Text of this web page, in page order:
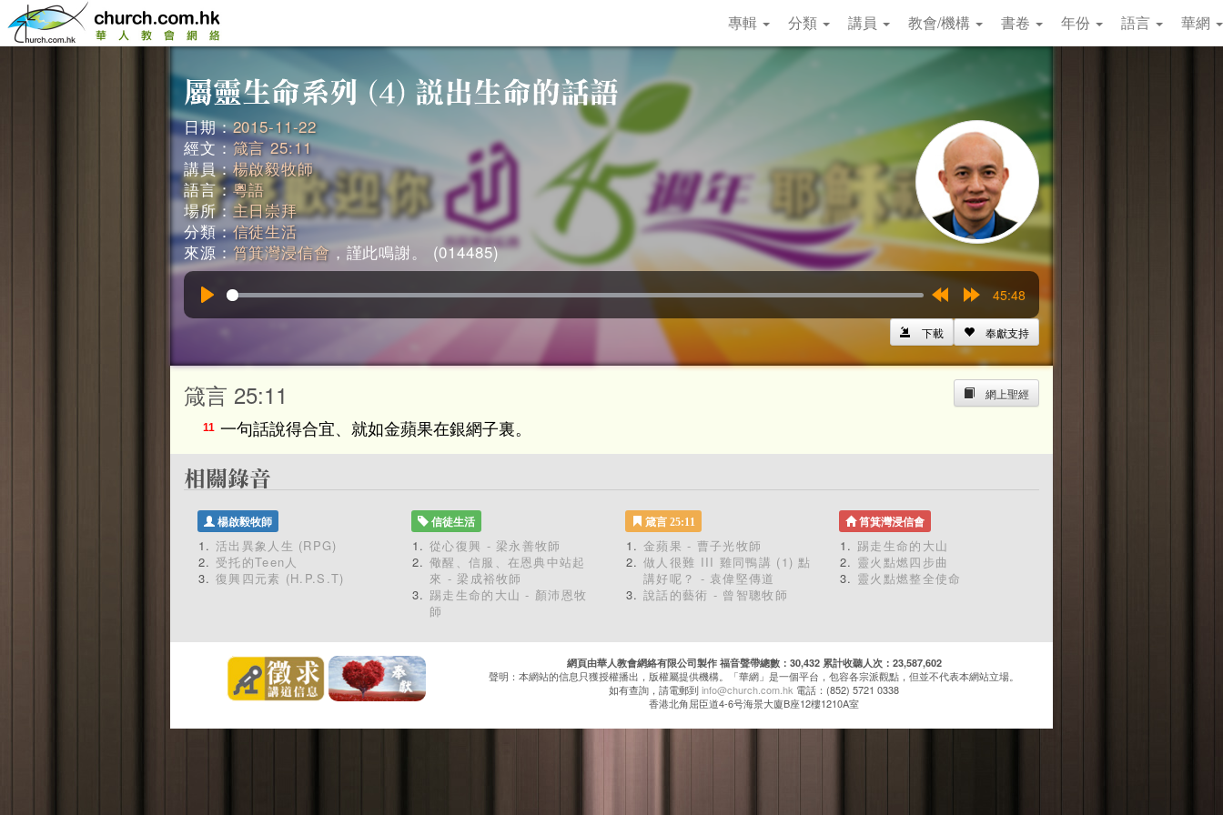
專輯 分類 講員 教會/機構 書卷 年份 語言 華網
日期：2015-11-22
經文：箴言 25:11
講員：楊啟毅牧師
語言：粵語
場所： 主日崇拜
分類：信徒生活
來源：筲箕灣浸信會 ，謹此鳴謝。 (014485)
15s
15s
45:48
奉獻支持
下載
網上聖經
箴言 25:11
11 一句話說得合宜、就如金蘋果在銀網子裏。
楊啟毅牧師
活出異象人生 (RPG)
受托的Teen人
復興四元素 (H.P.S.T)
信徒生活
從心復興 - 梁永善牧師
儆醒、信服、在恩典中站起
來 - 梁成裕牧師
踢走生命的大山 - 顏沛恩牧
師
箴言 25:11
金蘋果 - 曹子光牧師
做人很難 III 雞同鴨講 (1) 點
講好呢？ - 袁偉堅傳道
說話的藝術 - 曾智聰牧師
筲箕灣浸信會
踢走生命的大山
靈火點燃四步曲
靈火點燃整全使命
網頁由華人教會網絡有限公司製作 福音聲帶總數：30,432 累計收聽人次：23,587,602
聲明：本網站的信息只獲授權播出，版權屬提供機構。「華網」是一個平台，包容各宗派觀點，但並不代表本網站立場。
如有查詢，請電郵到info@church.com.hk 電話：(852) 5721 0338
香港北角屈臣道4-6号海景大廈B座12樓1210A室